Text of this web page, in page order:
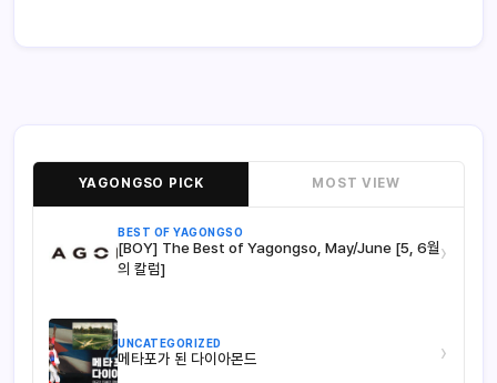
YAGONGSO PICK MOST VIEW
BEST OF YAGONGSO
[BOY] The Best of Yagongso, May/June [5, 6월
의 칼럼]
›
UNCATEGORIZED
메타포가 된 다이아몬드 ›